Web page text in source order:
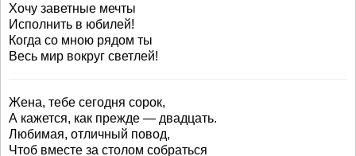
Хочу заветные мечты
Исполнить в юбилей!
Когда со мною рядом ты
Весь мир вокруг светлей!
Жена, тебе сегодня сорок,
А кажется, как прежде — двадцать.
Любимая, отличный повод,
Чтоб вместе за столом собраться